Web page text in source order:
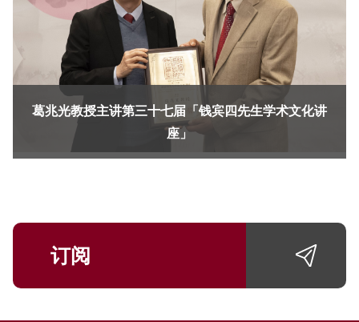
葛兆光教授主讲第三十七届「钱宾四先生学术文化讲
座」
订阅